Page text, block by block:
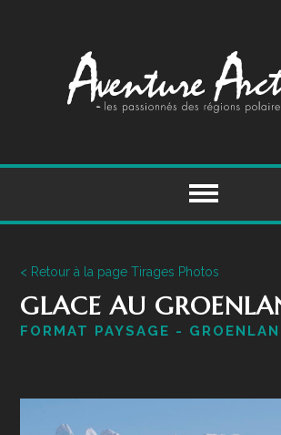
< Retour à la page Tirages Photos
GLACE AU
FORMAT PAYSAGE -